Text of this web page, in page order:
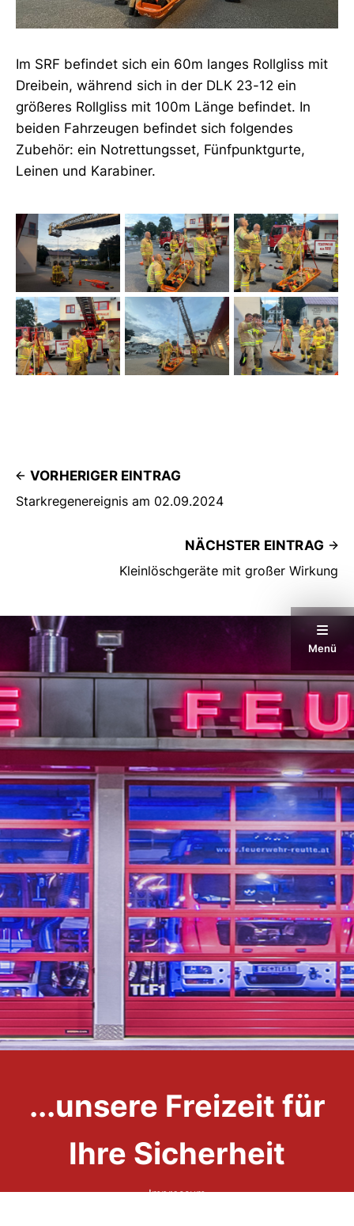
Menü
Im SRF befindet sich ein 60m langes Rollgliss mit
Dreibein, während sich in der DLK 23-12 ein
größeres Rollgliss mit 100m Länge befindet. In
beiden Fahrzeugen befindet sich folgendes
Zubehör: ein Notrettungsset, Fünfpunktgurte,
Leinen und Karabiner.
VORHERIGER EINTRAG
Starkregenereignis am 02.09.2024
NÄCHSTER EINTRAG
Kleinlöschgeräte mit großer Wirkung
...unsere Freizeit für
Ihre Sicherheit
Impressum